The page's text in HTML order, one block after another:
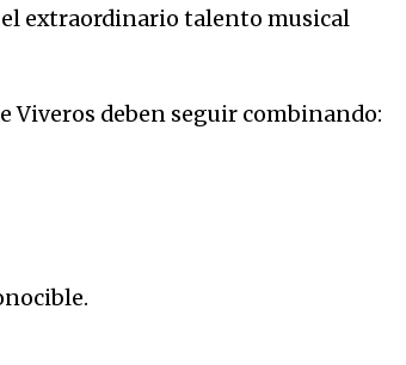
extraordinario talento musical
Viveros deben seguir combinando: